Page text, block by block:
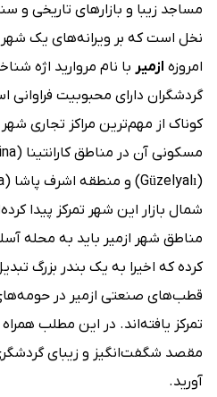
مساجد زیبا و بازارهای تاریخی و
نخل است که بر ویرانه‌های یک
امروزه ازمیر با نام مروارید اژه
گردشگران دارای محبوبیت
کوناک از مهم‌ترین مراکز تجاری
شمال بازار این شهر تمرکز پیدا
مناطق شهر ازمیر باید به محله
کرده که اخیرا به یک بندر بزرگ
قطب‌های صنعتی ازمیر در
تمرکز یافته‌اند. در این مطلب
مقصد شگفت‌انگیز و زیبای
آورید.